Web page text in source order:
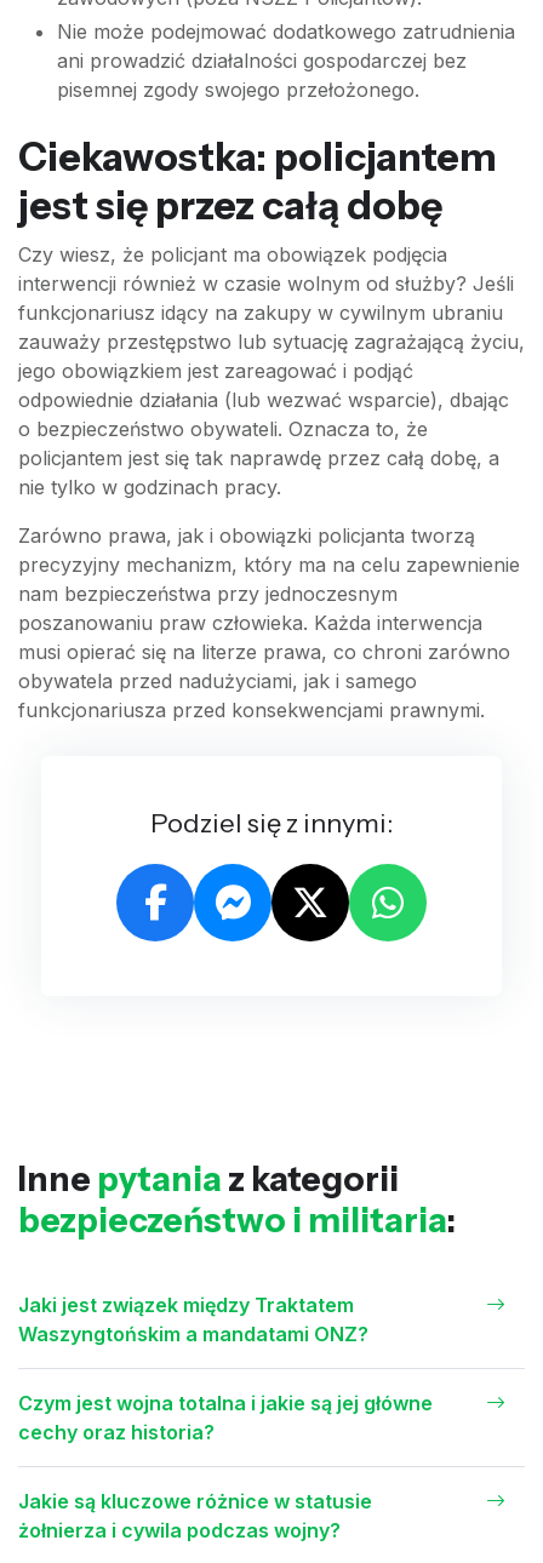
Nie może podejmować dodatkowego zatrudnienia
ani prowadzić działalności gospodarczej bez
pisemnej zgody swojego przełożonego.
Ciekawostka: policjantem
jest się przez całą dobę
Czy wiesz, że policjant ma obowiązek podjęcia
interwencji również w czasie wolnym od służby? Jeśli
funkcjonariusz idący na zakupy w cywilnym ubraniu
zauważy przestępstwo lub sytuację zagrażającą życiu,
jego obowiązkiem jest zareagować i podjąć
odpowiednie działania (lub wezwać wsparcie), dbając
o bezpieczeństwo obywateli. Oznacza to, że
policjantem jest się tak naprawdę przez całą dobę, a
nie tylko w godzinach pracy.
Zarówno prawa, jak i obowiązki policjanta tworzą
precyzyjny mechanizm, który ma na celu zapewnienie
nam bezpieczeństwa przy jednoczesnym
poszanowaniu praw człowieka. Każda interwencja
musi opierać się na literze prawa, co chroni zarówno
obywatela przed nadużyciami, jak i samego
funkcjonariusza przed konsekwencjami prawnymi.
Podziel się z innymi:
Inne pytania z kategorii
bezpieczeństwo i militaria:
Jaki jest związek między Traktatem
Waszyngtońskim a mandatami ONZ?
Czym jest wojna totalna i jakie są jej główne
cechy oraz historia?
Jakie są kluczowe różnice w statusie
żołnierza i cywila podczas wojny?